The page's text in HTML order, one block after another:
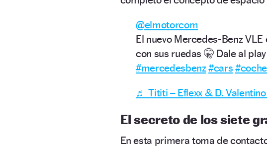
@elmotorcom
El nuevo Mercedes-Benz
con sus ruedas 🤫 Dale al
#mercedesbenz#cars
♬ Tititi – Eflexx & D.
El secreto de los siete
En esta primera toma de